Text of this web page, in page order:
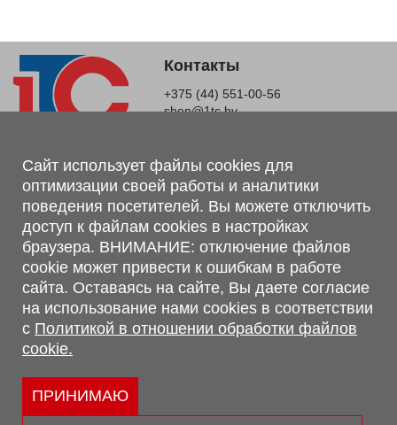
Контакты
+375 (44) 551-00-56
shop@1tc.by
Магазин, склад
г. Минск, Минский р-н, п. Привольный, ул. Мира, 20А,
223062
г. Брест, ул. Лейтенанта Рябцева, 108 В, 224701
Обращаем Ваше внимание, что вся предоставленная на сайте
информация, касающаяся комплектаций, технических
характеристик, цветовых сочетаний, а также стоимости и
сервисного обслуживания носит информационный характер и
не является публичной офертой, определяемой п.2 ст.407
Гражданского кодекса Республики Беларусь.
Политика обработки персональных данных
Политикой в отношении обработки файлов cookie.
Сайт использует файлы cookies для
оптимизации своей работы и аналитики
поведения посетителей. Вы можете отключить
доступ к файлам cookies в настройках
браузера. ВНИМАНИЕ: отключение файлов
cookie может привести к ошибкам в работе
сайта. Оставаясь на сайте, Вы даете согласие
на использование нами cookies в соответствии
с Политикой в отношении обработки файлов
cookie.
ПРИНИМАЮ